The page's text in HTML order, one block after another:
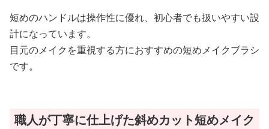
短めのハンドルは操作性に優れ、初心者でも扱いやすい設
計になっています。
目元のメイクを重視する方におすすめの短めメイクブラシ
です。
職人が丁寧に仕上げた斜めカット短めメイク